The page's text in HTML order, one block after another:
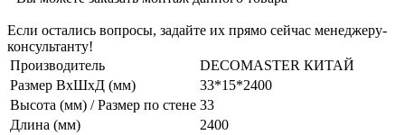
Если остались вопросы, задайте их прямо сейчас менеджеру-
консультанту!
Производитель
DECOMASTER КИТАЙ
Размер ВхШхД (мм)
33*15*2400
Высота (мм) / Размер по стене 33
Длина (мм)
2400